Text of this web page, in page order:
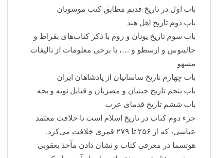
باب اول در تاریخ قدیم مطابق کتب موسویان
باب دوم تاریخ اهل هند
باب سوم تاریخ یونان و روم با ذکر کتاب‌های بقراط و
جالینوس و ارسطو و …، با برخی معلومات از تالیفات
مشهو
باب چهارم تاریخ ساسانیان از پادشاهان ایران
باب پنجم تاریخ چینیان و مصریان و قبایل نوبه و بجه
باب ششم تاریخ قدمای عرب
جزء دوم کتاب در تاریخ اسلام است تا خلافت معتمد
عباسی، که از ۲۵۶ تا ۲۷۹ قمری خلافت می‌کرد.
هوتسما در معرفی کتاب و نشان دادن مآخذ یعقوبی